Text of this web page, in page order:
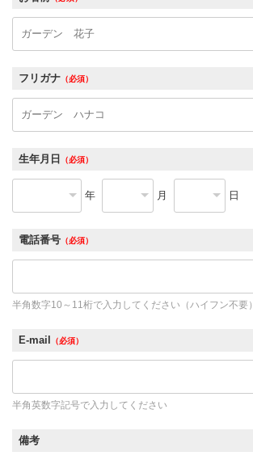
フリガナ （必須）
生年月日 （必須）
年 月 日
電話番号 （必須）
半角数字10～11桁で入力してください（ハイフン不要）
E-mail （必須）
半角英数字記号で入力してください
備考